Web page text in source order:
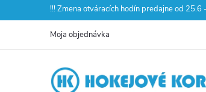
na
!!! Zmena otváracích hodín predajne od
Moja objednávka